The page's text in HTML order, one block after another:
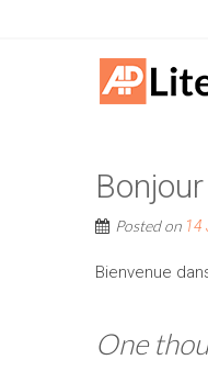
Posted on 14
Bienvenue
One